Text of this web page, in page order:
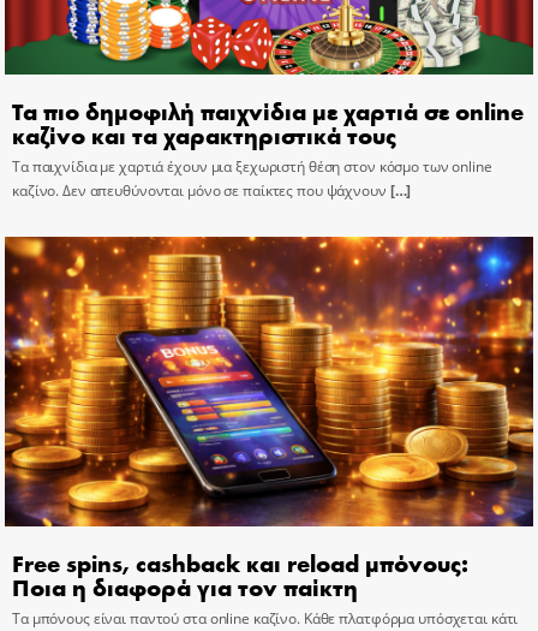
Τα πιο δημοφιλή παιχνίδια με χαρτιά σε online
καζίνο και τα χαρακτηριστικά τους
Τα παιχνίδια με χαρτιά έχουν μια ξεχωριστή θέση στον κόσμο των online
καζίνο. Δεν απευθύνονται μόνο σε παίκτες που ψάχνουν […]
Free spins, cashback και reload μπόνους:
Ποια η διαφορά για τον παίκτη
Τα μπόνους είναι παντού στα online καζίνο. Κάθε πλατφόρμα υπόσχεται κάτι